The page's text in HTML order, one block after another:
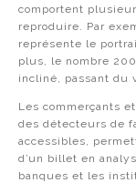
comportent
reproduire. Par
représente le
plus, le nombre
incliné, passant du
Les commerçants
des détecteurs de
accessibles,
d’un billet en
banques et les